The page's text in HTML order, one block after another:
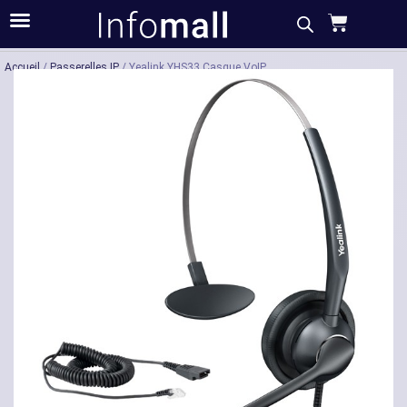
Acheter Description Caractéristiques
Accueil/Passerelles IP/ Yealink YHS33 Casque VoIP